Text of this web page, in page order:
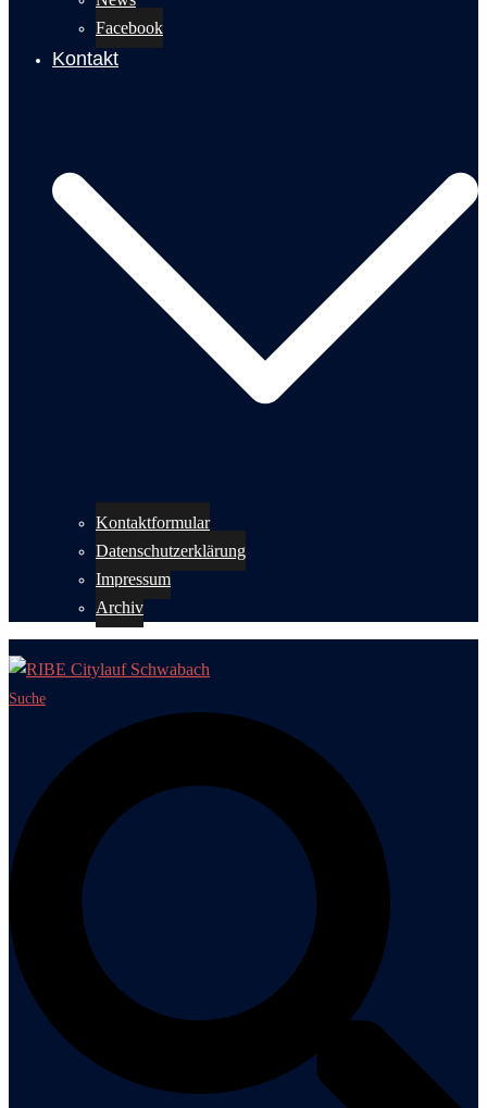
Facebook
Kontakt
Kontaktformular
Datenschutzerklärung
Impressum
Archiv
Suche